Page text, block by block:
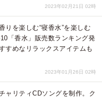
2023年02月21日 02時
りを楽しむ“寝香水”を楽しむ
「香水」販売数ランキング発
すめなリラックスアイテムも
2023年01月26日 02時
ャリティCDソングを制作。ク